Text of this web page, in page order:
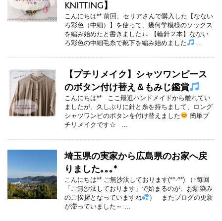
knitting】
こんにちは** 前回、セリアさんで購入した【なない
ろ彩色（中細）】を使って、幾何学模様のソックス
を編み始めたと書きました↓↓ 【輪針２本】なない
ろ彩色の中細毛糸で靴下を編み始めました
...
【プチリメイク】シャツワンピース
のボタン付け替え＆もみじ鑑賞
こんにちは** ここ最近ハンドメイドから離れてい
ましたが、久しぶりに針と糸を持ちまして、ロング
シャツワンピのボタンを付け替えました
簡単プ
チリメイクです☆ ...
埼玉県の実家から広島県のお家へ戻
りました｡｡｡*
こんにちは** ご無沙汰しております(*^-^*) （↑毎回
「ご無沙汰しております」で始まるのが、お馴染み
のご挨拶となっていますね
） またブログの更新
が滞っていました～ ...